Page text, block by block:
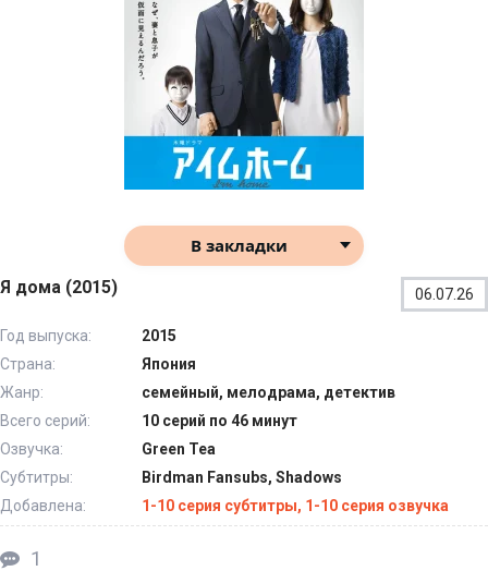
В закладки
Я дома (2015) 06.07.26
Год выпуска:
2015
Страна:
Япония
Жанр:
семейный, мелодрама, детектив
Всего серий:
10 серий по 46 минут
Озвучка:
Green Tea
Субтитры:
Birdman Fansubs, Shadows
Добавлена:
1-10 серия субтитры, 1-10 серия озвучка
1